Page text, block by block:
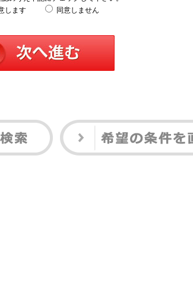
します
同意しません